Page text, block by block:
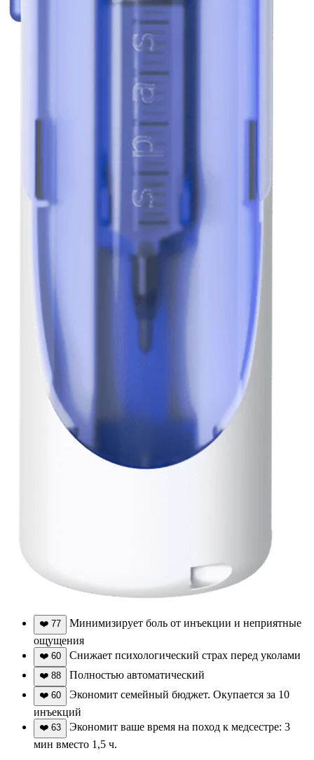
❤️ 77
Минимизирует боль от инъекции и неприятные
ощущения
❤️ 60 Снижает психологический страх перед уколами
❤️ 88 Полностью автоматический
❤️ 60
Экономит семейный бюджет. Окупается за 10
инъекций
❤️ 63
Экономит ваше время на поход к медсестре: 3
мин вместо 1,5 ч.